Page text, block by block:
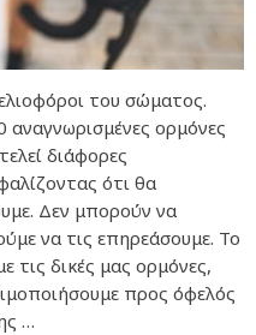
του σώματος.
ορμόνες
διάφορες
ότι θα
Δεν μπορούν να
να τις επηρεάσουμε. Το
τις δικές μας ορμόνες,
προς όφελός
…